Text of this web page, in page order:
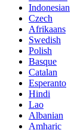
Indonesian
Czech
Afrikaans
Swedish
Polish
Basque
Catalan
Esperanto
Hindi
Lao
Albanian
Amharic